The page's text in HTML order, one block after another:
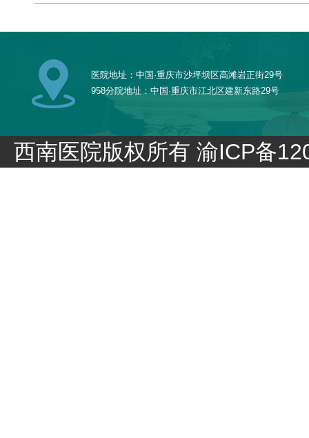
医院地址：中国·重庆市沙坪坝区高滩岩正街29号
958分院地址：中国·重庆市江北区建新东路29号
西南医院版权所有渝ICP备